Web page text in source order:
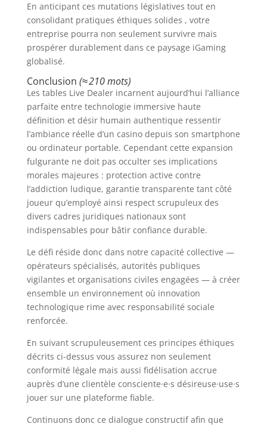
En anticipant ces mutations législatives tout en
consolidant pratiques éthiques solides , votre
entreprise pourra non seulement survivre mais
prospérer durablement dans ce paysage iGaming
globalisé.
Conclusion (≈ 210 mots)
Les tables Live Dealer incarnent aujourd’hui l’alliance
parfaite entre technologie immersive haute
définition et désir humain authentique ressentir
l’ambiance réelle d’un casino depuis son smartphone
ou ordinateur portable. Cependant cette expansion
fulgurante ne doit pas occulter ses implications
morales majeures : protection active contre
l’addiction ludique, garantie transparente tant côté
joueur qu’employé ainsi respect scrupuleux des
divers cadres juridiques nationaux sont
indispensables pour bâtir confiance durable.
Le défi réside donc dans notre capacité collective —
opérateurs spécialisés, autorités publiques
vigilantes et organisations civiles engagées — à créer
ensemble un environnement où innovation
technologique rime avec responsabilité sociale
renforcée.
En suivant scrupuleusement ces principes éthiques
décrits ci-dessus vous assurez non seulement
conformité légale mais aussi fidélisation accrue
auprès d’une clientèle consciente·e·s désireuse·use·s
jouer sur une plateforme fiable.
Continuons donc ce dialogue constructif afin que